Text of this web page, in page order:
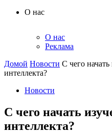
О нас
О нас
Реклама
Домой Новости С чего
интеллекта?
Новости
С чего начать
интеллекта?